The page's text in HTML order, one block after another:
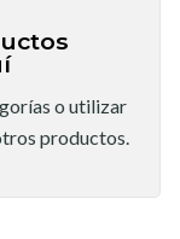
o utilizar
productos.